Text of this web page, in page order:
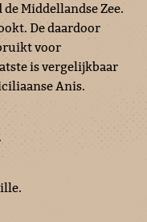
Middellandse Zee.
De daardoor
voor
is vergelijkbaar
Anis.